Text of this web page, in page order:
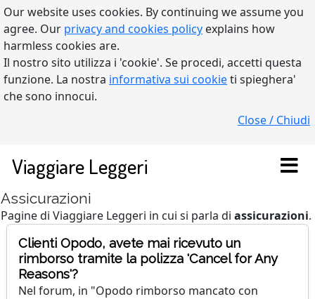
Our website uses cookies. By continuing we assume you
agree. Our privacy and cookies policy explains how
harmless cookies are.
Il nostro sito utilizza i 'cookie'. Se procedi, accetti questa
funzione. La nostra informativa sui cookieti spieghera'
che sono innocui.
Close / Chiudi
Viaggiare Leggeri
Assicurazioni
Pagine di Viaggiare Leggeri in cui si parla di assicurazioni.
Clienti Opodo, avete mai ricevuto un
rimborso tramite la polizza 'Cancel for Any
Reasons'?
Nel forum, in "Opodo rimborso mancato con